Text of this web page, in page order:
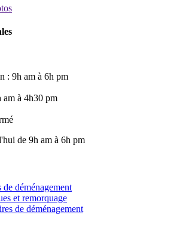
: 9h am à 6h pm
am à 4h30 pm
de 9h am à 6h pm
de déménagement
et remorquage
de déménagement